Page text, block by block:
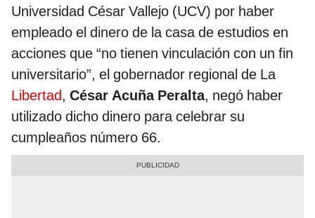
Universidad César Vallejo (UCV) por haber
empleado el dinero de la casa de estudios en
acciones que “no tienen vinculación con un fin
universitario”, el gobernador regional de La
Libertad, César Acuña Peralta, negó haber
utilizado dicho dinero para celebrar su
cumpleaños número 66.